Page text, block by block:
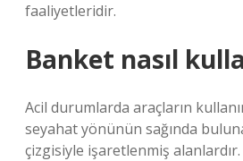
faaliyetleridir.
Banket nasıl
Acil durumlarda araçların
seyahat yönünün sağında
çizgisiyle işaretlenmiş